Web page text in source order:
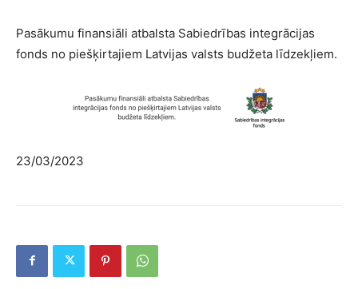
Pasākumu finansiāli atbalsta Sabiedrības integrācijas
fonds no piešķirtajiem Latvijas valsts budžeta līdzekļiem.
23/03/2023